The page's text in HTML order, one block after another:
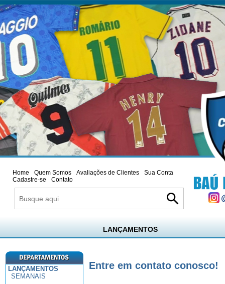
Home Quem Somos Avaliações de Clientes
Sua Conta
Cadastre-se
Contato
search
LANÇAMENTOS
LANÇAMENTOS
SEMANAIS
Entre em contato conosco!